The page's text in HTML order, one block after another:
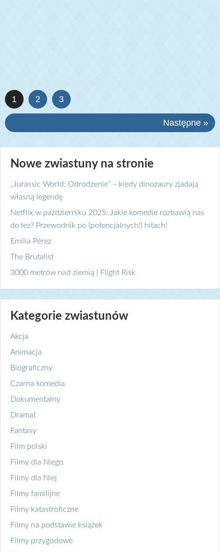
1 2 3
Następne »
Nowe zwiastuny na stronie
„Jurassic World: Odrodzenie” – kiedy dinozaury zjadają
własną legendę
Netflix w październiku 2025: Jakie komedie rozbawią nas
do łez? Przewodnik po (potencjalnych!) hitach!
Emilia Pérez
The Brutalist
3000 metrów nad ziemią | Flight Risk
Kategorie zwiastunów
Akcja
Animacja
Biograficzny
Czarna komedia
Dokumentalny
Dramat
Fantasy
Film polski
Filmy dla Niego
Filmy dla Niej
Filmy familijne
Filmy katastroficzne
Filmy na podstawie książek
Filmy przygodowe